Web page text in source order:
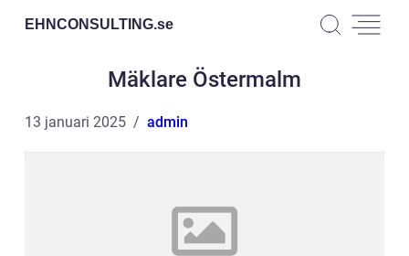
EHNCONSULTING.se
Mäklare Östermalm
13 januari 2025 admin